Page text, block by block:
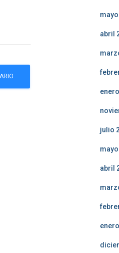
abril
julio
abril